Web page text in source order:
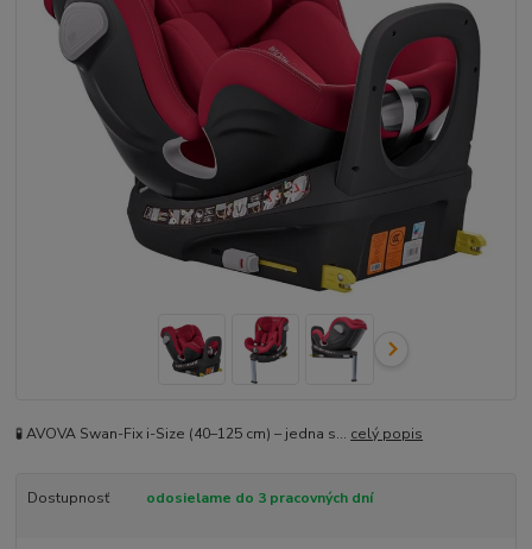
🧪 AVOVA Swan-Fix i-Size (40–125 cm) – jedna s... celý popis
Dostupnosť odosielame do 3 pracovných dní